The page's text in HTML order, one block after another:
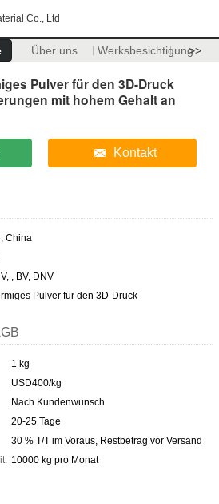
Co., Ltd
Über uns Werksbesichtigung>>
Pulver für den 3D-Druck
mit hohem Gehalt an
Kontakt
China
, BV, DNV
Pulver für den 3D-Druck
1 kg
USD400/kg
Nach Kundenwunsch
20-25 Tage
30 % T/T im Voraus, Restbetrag vor Versand
10000 kg pro Monat